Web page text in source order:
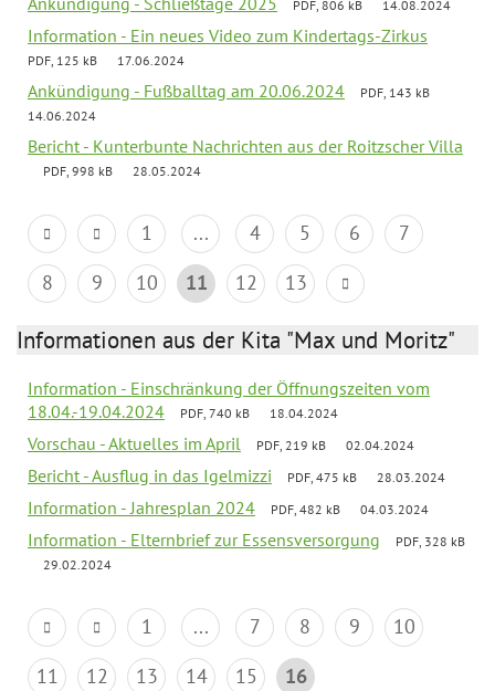
PDF, 806 kB 14.08.2024
Information - Ein neues Video zum Kindertags-Zirkus
PDF, 125 kB 17.06.2024
Ankündigung - Fußballtag am 20.06.2024
PDF, 143 kB
14.06.2024
Bericht - Kunterbunte Nachrichten aus der Roitzscher Villa
PDF, 998 kB 28.05.2024
1 ... 4 5 6
7
8
9 10 11 12 13
Informationen aus der Kita "Max und Moritz"
Information - Einschränkung der Öffnungszeiten vom
18.04.-19.04.2024
PDF, 740 kB 18.04.2024
Vorschau - Aktuelles im April PDF, 219 kB 02.04.2024
Bericht - Ausflug in das Igelmizzi PDF, 475 kB 28.03.2024
Information - Jahresplan 2024 PDF, 482 kB 04.03.2024
Information - Elternbrief zur Essensversorgung
PDF, 328 kB
29.02.2024
1 ... 7 8 9
10
11
12 13 14 15 16